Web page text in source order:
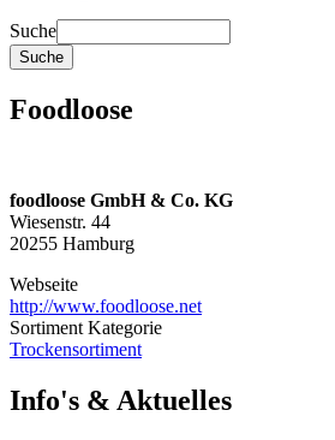
Suche
Foodloose
foodloose GmbH & Co. KG
Wiesenstr. 44
20255 Hamburg
Webseite
http://www.foodloose.net
Sortiment Kategorie
Trockensortiment
Info's & Aktuelles